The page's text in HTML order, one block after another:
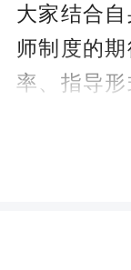
大家结合
师制度的
率、指导
赛参与、